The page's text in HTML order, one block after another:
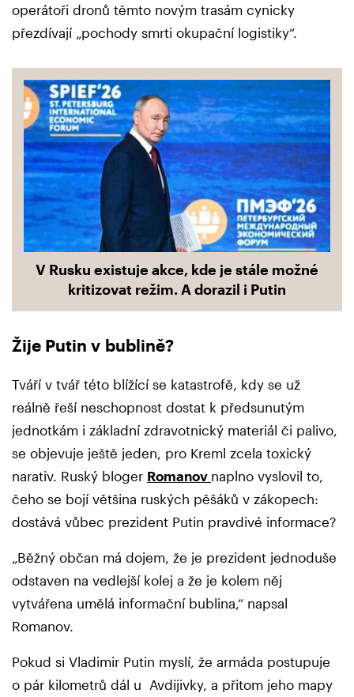
operátoři dronů těmto novým trasám cynicky
přezdívají „pochody smrti okupační logistiky“.
V Rusku existuje akce, kde je stále možné
kritizovat režim. A dorazil i Putin
Žije Putin v bublině?
Tváří v tvář této blížící se katastrofě, kdy se už
reálně řeší neschopnost dostat k předsunutým
jednotkám i základní zdravotnický materiál či palivo,
se objevuje ještě jeden, pro Kreml zcela toxický
narativ. Ruský bloger Romanov naplno vyslovil to,
čeho se bojí většina ruských pěšáků v zákopech:
dostává vůbec prezident Putin pravdivé informace?
„Běžný občan má dojem, že je prezident jednoduše
odstaven na vedlejší kolej a že je kolem něj
vytvářena umělá informační bublina,“ napsal
Romanov.
Pokud si Vladimir Putin myslí, že armáda postupuje
o pár kilometrů dál u Avdijivky, a přitom jeho mapy